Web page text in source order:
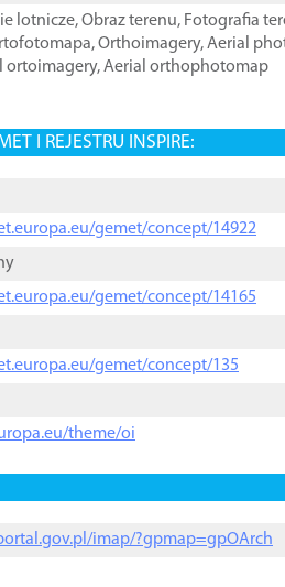
lotnicze,Obraz terenu, Fotografia
,Orthoimagery,Aerial
ortoimagery,Aerial orthophotomap
I REJESTRU INSPIRE:
gemet/concept/14922
gemet/concept/14165
gemet/concept/135
theme/oi
imap/?gpmap=gpOArch